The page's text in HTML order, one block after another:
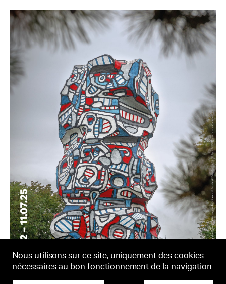
Nous utilisons sur ce site, uniquement des cookies
nécessaires au bon fonctionnement de la navigation